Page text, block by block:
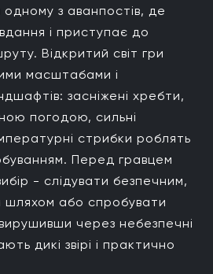
з аванпостів, де
і приступає до
Відкритий світ гри
масштабами і
засніжені хребти,
погодою, сильні
стрибки роблять
Перед гравцем
- слідувати безпечним,
шляхом або спробувати
через небезпечні
дикі звірі і практично